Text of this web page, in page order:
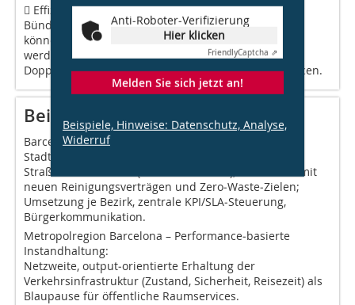
 Effizienz und Kosteneinsparungen: Durch die
Bündelung und Optimierung von Dienstleistungen
können Kosten gesenkt und die Effizienz gesteigert
werden, beispielsweise durch die Vermeidung von
Doppelarbeit und die bessere Nutzung von Ressourcen.
Beispiele gelungener Umsetzung
Barcelona – "Cuidem Barcelona":
Stadtweiter Pflege- und Reinigungsplan für ­
Straßen/Plätze/Parks (Invest ~70 Mio. €), kombiniert mit
neuen Reinigungsverträgen und Zero‑Waste‑Zielen;
Umsetzung je ­Bezirk, zentrale KPI/SLA‑Steuerung,
Bürgerkommunikation.
Metropolregion Barcelona – Performance‑basierte
Instandhaltung:
Netzweite, output‑orientierte Erhaltung der
Verkehrsinfrastruktur (Zustand, Sicherheit, Reisezeit) als
Blaupause für öffentliche Raumservices.
Anti-Roboter-Verifizierung
Hier klicken
FriendlyCaptcha ⇗
Melden Sie sich jetzt an!
Beispiele, Hinweise: Datenschutz, Analyse,
Widerruf